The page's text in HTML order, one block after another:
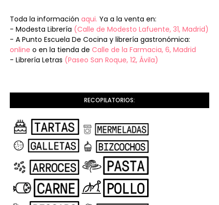
Toda la información aqui. Ya a la venta en:
- Modesta Librería (Calle de Modesto Lafuente, 31, Madrid)
- A Punto Escuela De Cocina y librería gastronómica:
online o en la tienda de Calle de la Farmacia, 6, Madrid
- Librería Letras (Paseo San Roque, 12, Ávila)
RECOPILATORIOS: